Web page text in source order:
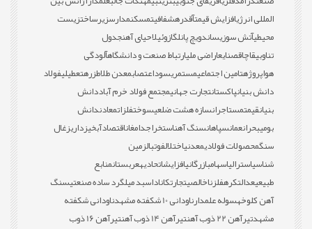
المللی انرژیافزایش قیمتآقدرهشفافیتمسکنمدارسزیرساختزیست
محیطیآتش سوزیساندویچ پانلگازوئیلاحیای آهنجدول
تناوبیقاچاقصنایعاراضی ملیارتباط صنعت و دانشگاهآلودگی
هواپروژهتامین اجتماعیمستمریسوداعتصابمعدن طلاطزرهتعطیلیفولاد
دانش بنیانپاکستانتجارت جهانیمجتمع فولاد خرم آباددانش
بنیانقیمتمستاجرانسازه هشت ضلعیسوختفلزاتمعادندانش
بومیبحرانعمانسپاهانسنگ آهناستخراجدامغاناقتصادآبخیزداریزغال
سنگمحصولات فولادیمعدنیاختلالفوتبالزمین
شناسیاسترالیاسهامبازرگانیافزایشاتحادیهعربستانمنابع
طبیعیعدالتکرهفلزناخالصیتجارتکاناداسبد میلگرد ساده صنعتیسنگ
آهن کلوخهسوله علمدارناودانی 10 شکفته مشهد
ناودانی شکفته
مشهدتیرآهن 22 ذوب آهن تیرآهن 14 ذوب آهن
تیرآهن 16 ذوب